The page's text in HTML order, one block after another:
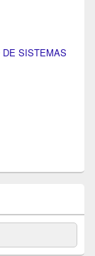
DE SISTEMAS